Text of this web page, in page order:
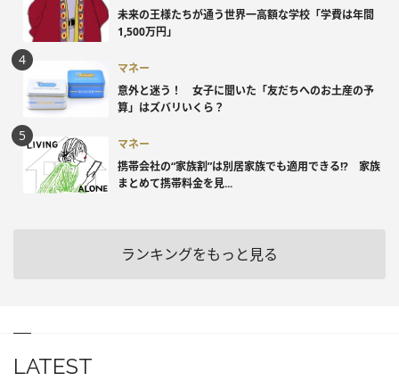
未来の王様たちが通う世界一高額な学校「学費は年間
1,500万円」
マネー
意外と迷う！ 女子に聞いた「友だちへのお土産の予
算」はズバリいくら？
マネー
携帯会社の“家族割”は別居家族でも適用できる!? 家族
まとめて携帯料金を見...
ランキングをもっと見る
LATEST